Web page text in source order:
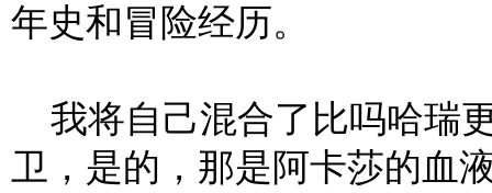
年史和冒险经历。
我将自己混合了比吗哈瑞
卫，是的，那是阿卡莎的血